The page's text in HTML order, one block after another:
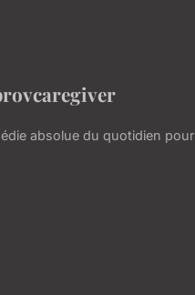
absolue du quotidien